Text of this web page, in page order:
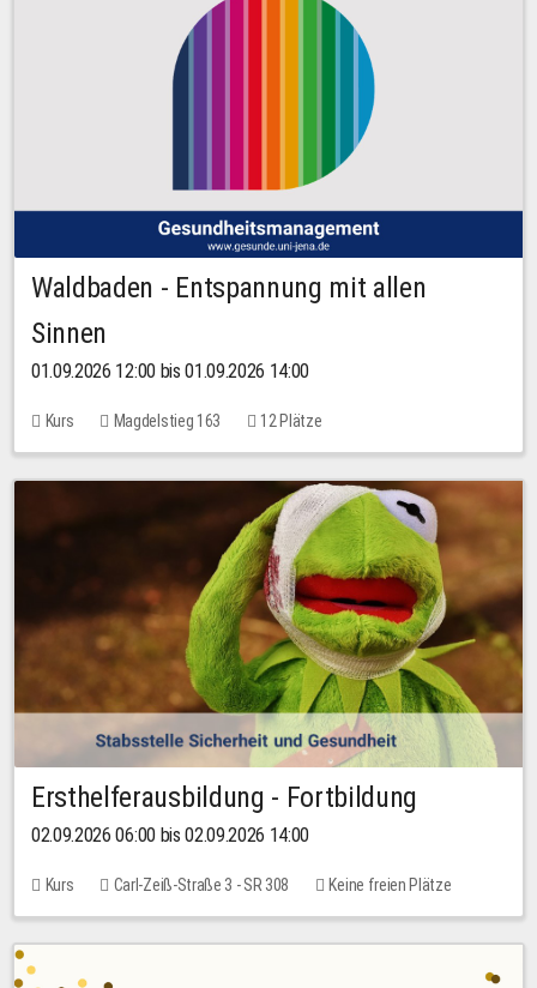
Waldbaden - Entspannung mit allen
Sinnen
01.09.2026 12:00 bis 01.09.2026 14:00
Kurs Magdelstieg 163 12 Plätze
Ersthelferausbildung - Fortbildung
02.09.2026 06:00 bis 02.09.2026 14:00
Kurs Carl-Zeiß-Straße 3 - SR 308 Keine freien Plätze